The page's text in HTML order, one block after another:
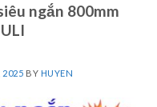
ngắn 800mm
2025 BY HUYEN